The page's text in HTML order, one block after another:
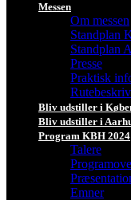
Messen
Om messen
Standplan
Standplan
Presse
Praktisk
Bliv udstiller i
Bliv udstiller i
Program KBH 2024
Talere
Emner